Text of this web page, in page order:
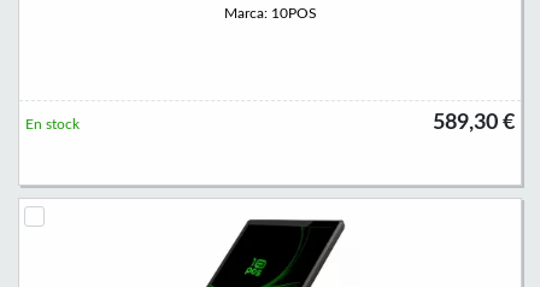
Marca: 10POS
589,30 €
En stock